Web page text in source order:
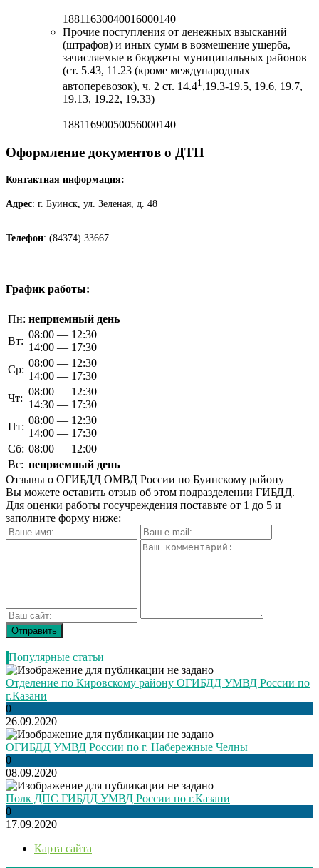
18811630040016000140
Прочие поступления от денежных взысканий
(штрафов) и иных сумм в возмещение ущерба,
зачисляемые в бюджеты муниципальных районов
(ст. 5.43, 11.23 (кроме международных
автоперевозок), ч. 2 ст. 14.41 ,19.3-19.5, 19.6, 19.7,
19.13, 19.22, 19.33)
18811690050056000140
Оформление документов о ДТП
Контактная информация:
Адрес: г. Буинск, ул. Зеленая, д. 48
Телефон: (84374) 33667
График работы:
Пн: неприемный день
Вт:
08:00 — 12:30
14:00 — 17:30
Ср:
08:00 — 12:30
14:00 — 17:30
Чт:
08:00 — 12:30
14:30 — 17:30
Пт:
08:00 — 12:30
14:00 — 17:30
Сб: 08:00 — 12:00
Вс: неприемный день
Отзывы о ОГИБДД ОМВД России по Буинскому району
Вы можете оставить отзыв об этом подразделении ГИБДД.
Для оценки работы госучреждения поставьте от 1 до 5 и
заполните форму ниже:
Популярные статьи
Отделение по Кировскому району ОГИБДД УМВД России по
г.Казани
0
26.09.2020
ОГИБДД УМВД России по г. Набережные Челны
0
08.09.2020
Полк ДПС ГИБДД УМВД России по г.Казани
0
17.09.2020
Карта сайта